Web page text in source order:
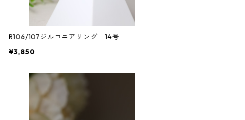
R106/107ジルコニアリング 14号
¥3,850